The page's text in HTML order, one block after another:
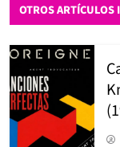
OTROS ARTÍCULOS